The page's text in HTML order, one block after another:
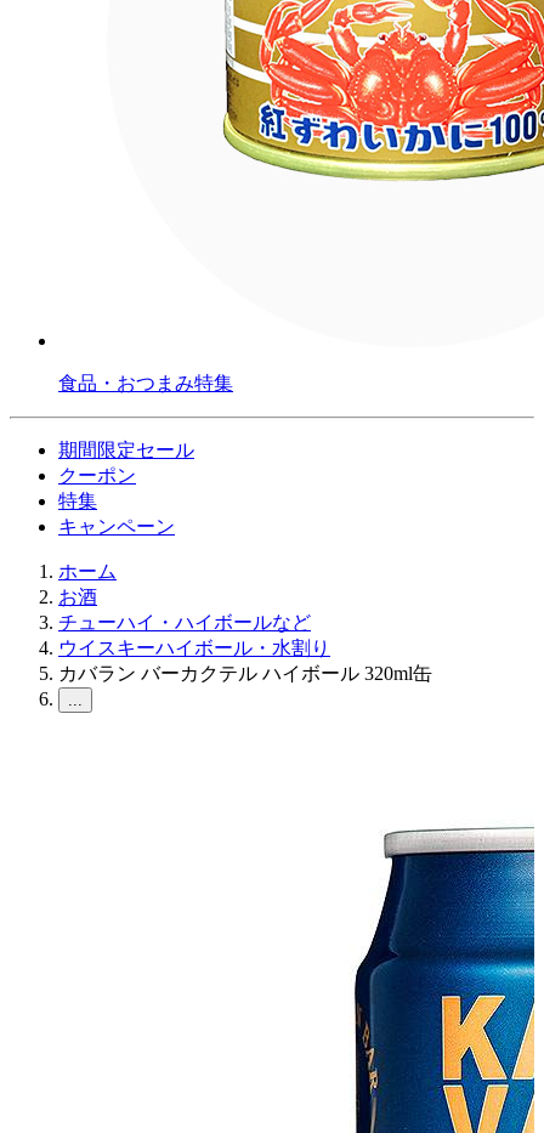
食品・おつまみ特集
期間限定セール
クーポン
特集
キャンペーン
ホーム
お酒
チューハイ・ハイボールなど
ウイスキーハイボール・水割り
カバラン バーカクテル ハイボール 320ml缶
...